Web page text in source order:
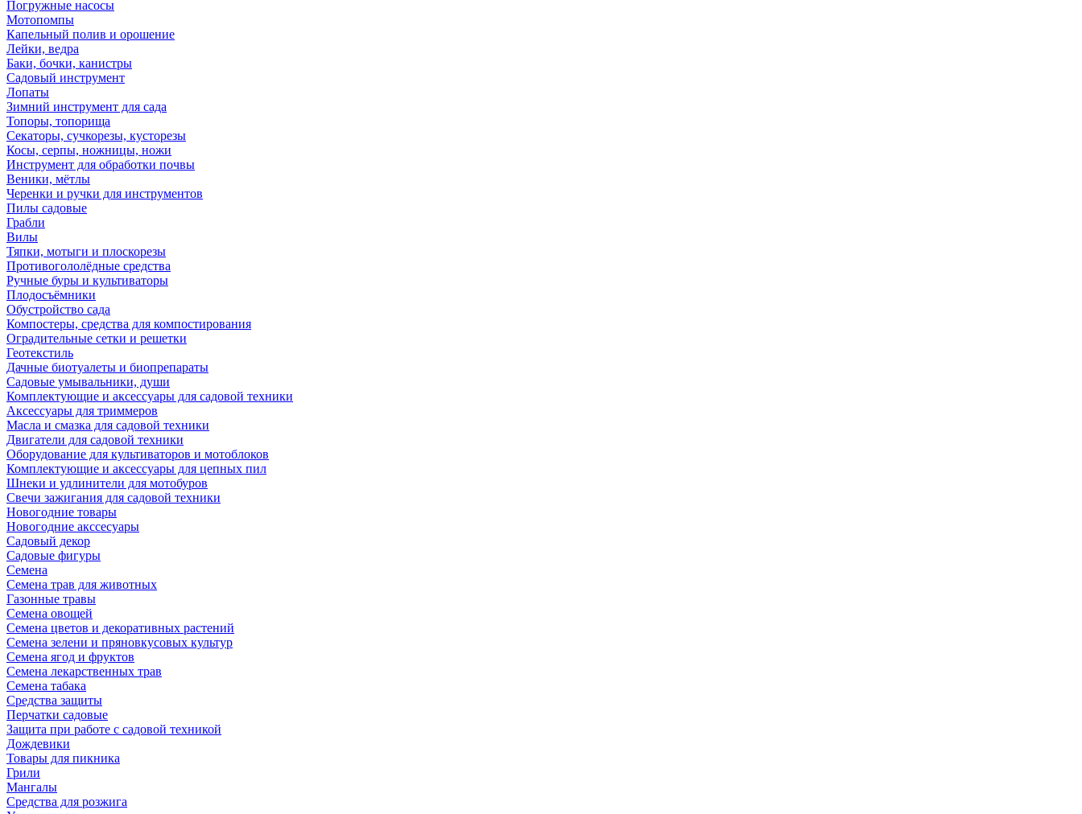
Погружные насосы
Мотопомпы
Капельный полив и орошение
Лейки, ведра
Баки, бочки, канистры
Садовый инструмент
Лопаты
Зимний инструмент для сада
Топоры, топорища
Секаторы, сучкорезы, кусторезы
Косы, серпы, ножницы, ножи
Инструмент для обработки почвы
Веники, мётлы
Черенки и ручки для инструментов
Пилы садовые
Грабли
Вилы
Тяпки, мотыги и плоскорезы
Противогололёдные средства
Ручные буры и культиваторы
Плодосъёмники
Обустройство сада
Компостеры, средства для компостирования
Оградительные сетки и решетки
Геотекстиль
Дачные биотуалеты и биопрепараты
Садовые умывальники, души
Комплектующие и аксессуары для садовой техники
Аксессуары для триммеров
Масла и смазка для садовой техники
Двигатели для садовой техники
Оборудование для культиваторов и мотоблоков
Комплектующие и аксессуары для цепных пил
Шнеки и удлинители для мотобуров
Свечи зажигания для садовой техники
Новогодние товары
Новогодние акссесуары
Садовый декор
Садовые фигуры
Семена
Семена трав для животных
Газонные травы
Семена овощей
Семена цветов и декоративных растений
Семена зелени и пряновкусовых культур
Семена ягод и фруктов
Семена лекарственных трав
Семена табака
Средства защиты
Перчатки садовые
Защита при работе с садовой техникой
Дождевики
Товары для пикника
Грили
Мангалы
Средства для розжига